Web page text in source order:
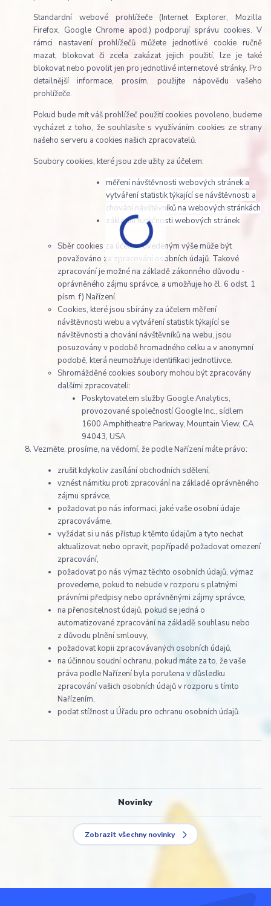
Novinky
Zobrazit všechny novinky
Standardní webové prohlížeče (Internet Explorer, Mozilla
Firefox, Google Chrome apod.) podporují správu cookies. V
rámci nastavení prohlížečů můžete jednotlivé cookie ručně
mazat, blokovat či zcela zakázat jejich použití, lze je také
blokovat nebo povolit jen pro jednotlivé internetové stránky. Pro
detailnější informace, prosím, použijte nápovědu vašeho
prohlížeče.
Pokud bude mít váš prohlížeč použití cookies povoleno, budeme
vycházet z toho, že souhlasíte s využíváním cookies ze strany
našeho serveru a cookies našich zpracovatelů.
Soubory cookies, které jsou zde užity za účelem:
měření návštěvnosti webových stránek a
vytváření statistik týkající se návštěvnosti a
chování návštěvníků na webových stránkách
základní funkčnosti webových stránek
Sběr cookies za účelem uvedeným výše může být
považováno za zpracování osobních údajů. Takové
zpracování je možné na základě zákonného důvodu -
oprávněného zájmu správce, a umožňuje ho čl. 6 odst. 1
písm. f) Nařízení.
Cookies, které jsou sbírány za účelem měření
návštěvnosti webu a vytváření statistik týkající se
návštěvnosti a chování návštěvníků na webu, jsou
posuzovány v podobě hromadného celku a v anonymní
podobě, která neumožňuje identifikaci jednotlivce.
Shromážděné cookies soubory mohou být zpracovány
dalšími zpracovateli:
Poskytovatelem služby Google Analytics,
provozované společností Google Inc., sídlem
1600 Amphitheatre Parkway, Mountain View, CA
94043, USA
Vezměte, prosíme, na vědomí, že podle Nařízení máte právo:
zrušit kdykoliv zasílání obchodních sdělení,
vznést námitku proti zpracování na základě oprávněného
zájmu správce,
požadovat po nás informaci, jaké vaše osobní údaje
zpracováváme,
vyžádat si u nás přístup k těmto údajům a tyto nechat
aktualizovat nebo opravit, popřípadě požadovat omezení
zpracování,
požadovat po nás výmaz těchto osobních údajů, výmaz
provedeme, pokud to nebude v rozporu s platnými
právními předpisy nebo oprávněnými zájmy správce,
na přenositelnost údajů, pokud se jedná o
automatizované zpracování na základě souhlasu nebo
z důvodu plnění smlouvy,
požadovat kopii zpracovávaných osobních údajů,
na účinnou soudní ochranu, pokud máte za to, že vaše
práva podle Nařízení byla porušena v důsledku
zpracování vašich osobních údajů v rozporu s tímto
Nařízením,
podat stížnost u Úřadu pro ochranu osobních údajů.